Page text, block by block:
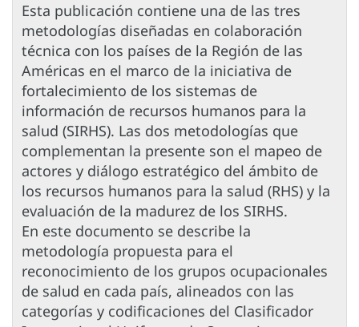
Esta publicación contiene una de las tres
metodologías diseñadas en colaboración
técnica con los países de la Región de las
Américas en el marco de la iniciativa de
fortalecimiento de los sistemas de
información de recursos humanos para la
salud (SIRHS). Las dos metodologías que
complementan la presente son el mapeo de
actores y diálogo estratégico del ámbito de
los recursos humanos para la salud (RHS) y la
evaluación de la madurez de los SIRHS.
En este documento se describe la
metodología propuesta para el
reconocimiento de los grupos ocupacionales
de salud en cada país, alineados con las
categorías y codificaciones del Clasificador